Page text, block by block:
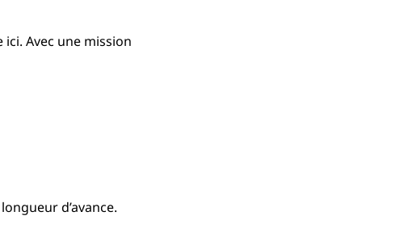
Avec une mission
d’avance.